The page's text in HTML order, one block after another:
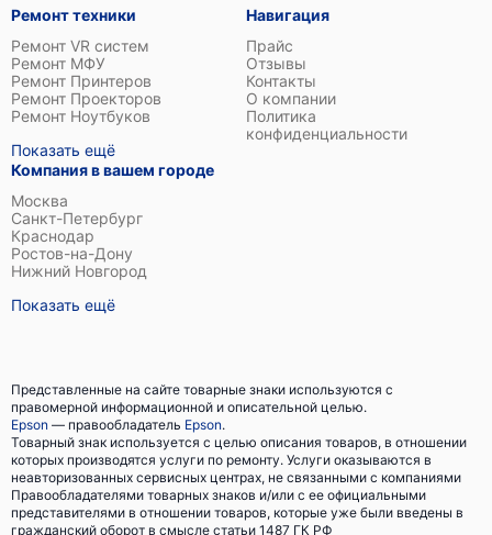
Ремонт техники
Ремонт VR систем
Ремонт МФУ
Ремонт Принтеров
Ремонт Проекторов
Ремонт Ноутбуков
Показать ещё
Компания в вашем городе
Москва
Санкт-Петербург
Краснодар
Ростов-на-Дону
Нижний Новгород
Показать ещё
Навигация
Прайс
Отзывы
Контакты
О компании
Политика
конфиденциальности
Представленные на сайте товарные знаки используются с
правомерной информационной и описательной целью.
Epson — правообладатель Epson.
Товарный знак используется с целью описания товаров, в отношении
которых производятся услуги по ремонту. Услуги оказываются в
неавторизованных сервисных центрах, не связанными с компаниями
Правообладателями товарных знаков и/или с ее официальными
представителями в отношении товаров, которые уже были введены в
гражданский оборот в смысле статьи 1487 ГК РФ